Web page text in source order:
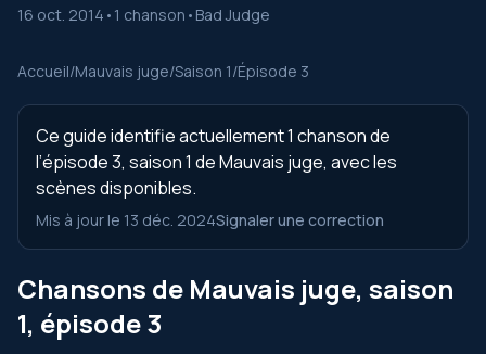
16 oct. 2014 • 1 chanson • Bad Judge
Accueil/Mauvais juge/Saison 1/Épisode 3
Ce guide identifie actuellement 1 chanson de
l’épisode 3, saison 1 de Mauvais juge, avec les
scènes disponibles.
Mis à jour le 13 déc. 2024Signaler une correction
Chansons de Mauvais juge, saison
1, épisode 3